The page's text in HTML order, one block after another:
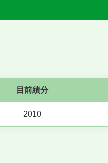
目前績分
2010